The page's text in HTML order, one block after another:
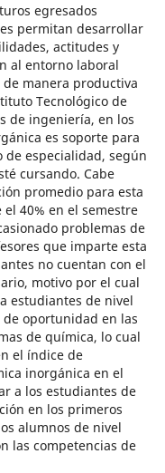
egresados
permitan desarrollar
actitudes y
al entorno laboral
manera productiva
Tecnológico de
de ingeniería, en los
es soporte para
de especialidad, según
cursando. Cabe
promedio para esta
40% en el semestre
problemas de
que imparte esta
no cuentan con el
motivo por el cual
estudiantes de nivel
oportunidad en las
de química, lo cual
el índice de
inorgánica en el
a los estudiantes de
en los primeros
alumnos de nivel
las competencias de